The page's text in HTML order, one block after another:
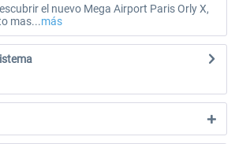
el nuevo Mega Airport Paris Orly X,
mas...más